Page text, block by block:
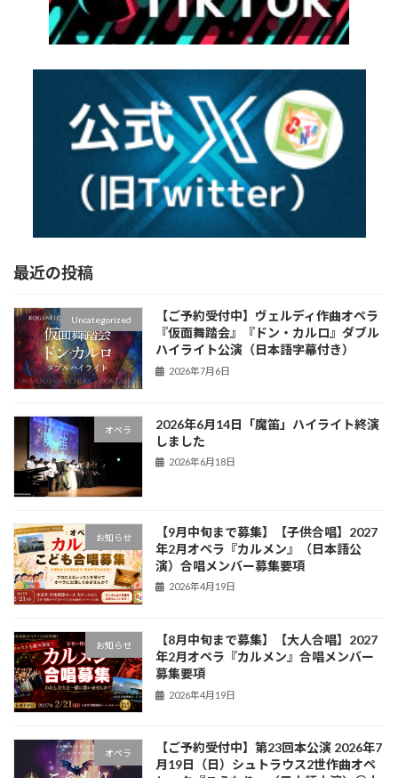
最近の投稿
Uncategorized
【ご予約受付中】ヴェルディ作曲オペラ
『仮面舞踏会』『ドン・カルロ』ダブル
ハイライト公演（日本語字幕付き）
2026年7月6日
オペラ
2026年6月14日「魔笛」ハイライト終演
しました
2026年6月18日
お知らせ
【9月中旬まで募集】【子供合唱】2027
年2月オペラ『カルメン』（日本語公
演）合唱メンバー募集要項
2026年4月19日
お知らせ
【8月中旬まで募集】【大人合唱】2027
年2月オペラ『カルメン』合唱メンバー
募集要項
2026年4月19日
オペラ
【ご予約受付中】第23回本公演 2026年7
月19日（日）シュトラウス2世作曲オペ